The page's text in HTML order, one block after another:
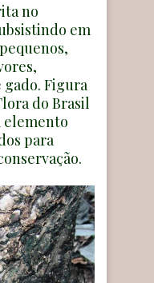
no
em
gado. Figura
do Brasil
elemento
para